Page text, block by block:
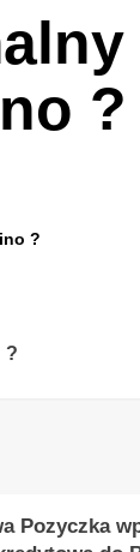
?
?
?
Pozyczka